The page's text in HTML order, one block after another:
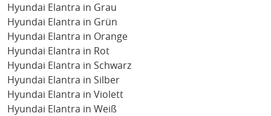
Hyundai Elantra in Grau
Hyundai Elantra in Grün
Hyundai Elantra in Orange
Hyundai Elantra in Rot
Hyundai Elantra in Schwarz
Hyundai Elantra in Silber
Hyundai Elantra in Violett
Hyundai Elantra in Weiß